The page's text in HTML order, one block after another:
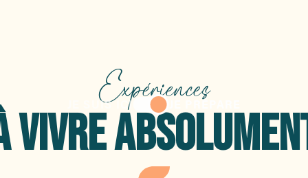
JE SUIS ICI JE PRÉPARE
Expériences
VIVRE